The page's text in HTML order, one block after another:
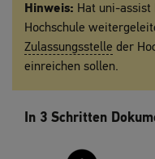
Hinweis: Hat uni-
Hochschule
Zulassungsstelle der
einreichen sollen.
In 3 Schritten